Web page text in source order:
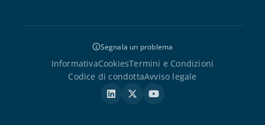
Segnala un problema
InformativaCookiesTermini e Condizioni
Codice di condottaAvviso legale